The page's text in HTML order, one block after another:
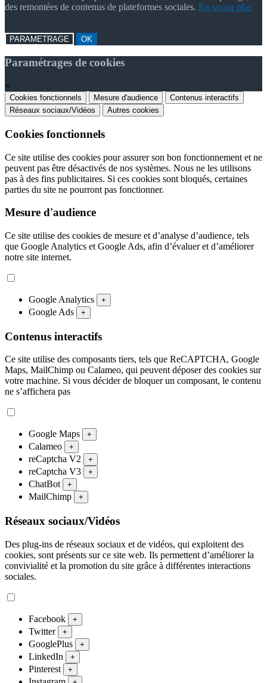
des remontées de contenus de plateformes sociales. En savoir plus
PARAMETRAGE OK
Paramétrages de cookies
×
Cookies fonctionnels Mesure d'audience
Contenus interactifs
Réseaux sociaux/Vidéos
Autres cookies
Cookies fonctionnels
Ce site utilise des cookies pour assurer son bon fonctionnement et ne
peuvent pas être désactivés de nos systèmes. Nous ne les utilisons
pas à des fins publicitaires. Si ces cookies sont bloqués, certaines
parties du site ne pourront pas fonctionner.
Mesure d'audience
Ce site utilise des cookies de mesure et d’analyse d’audience, tels
que Google Analytics et Google Ads, afin d’évaluer et d’améliorer
notre site internet.
Google Analytics +
Google Ads +
Contenus interactifs
Ce site utilise des composants tiers, tels que ReCAPTCHA, Google
Maps, MailChimp ou Calameo, qui peuvent déposer des cookies sur
votre machine. Si vous décider de bloquer un composant, le contenu
ne s’affichera pas
Google Maps +
Calameo +
reCaptcha V2 +
reCaptcha V3 +
ChatBot +
MailChimp +
Réseaux sociaux/Vidéos
Des plug-ins de réseaux sociaux et de vidéos, qui exploitent des
cookies, sont présents sur ce site web. Ils permettent d’améliorer la
convivialité et la promotion du site grâce à différentes interactions
sociales.
Facebook +
Twitter +
GooglePlus +
LinkedIn +
Pinterest +